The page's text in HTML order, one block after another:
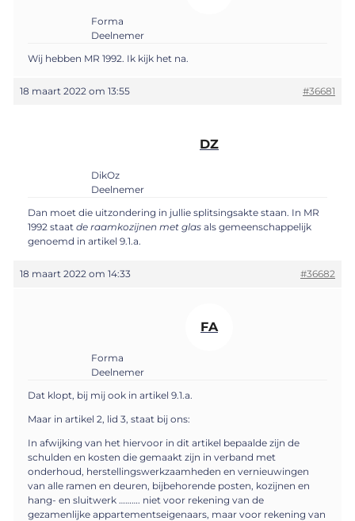
Forma
Deelnemer
Wij hebben MR 1992. Ik kijk het na.
18 maart 2022 om 13:55 #36681
DZ
DikOz
Deelnemer
Dan moet die uitzondering in jullie splitsingsakte staan. In MR
1992 staat de raamkozijnen met glas als gemeenschappelijk
genoemd in artikel 9.1.a.
18 maart 2022 om 14:33 #36682
FA
Forma
Deelnemer
Dat klopt, bij mij ook in artikel 9.1.a.
Maar in artikel 2, lid 3, staat bij ons:
In afwijking van het hiervoor in dit artikel bepaalde zijn de
schulden en kosten die gemaakt zijn in verband met
onderhoud, herstellingswerkzaamheden en vernieuwingen
van alle ramen en deuren, bijbehorende posten, kozijnen en
hang- en sluitwerk ………. niet voor rekening van de
gezamenlijke appartementseigenaars, maar voor rekening van